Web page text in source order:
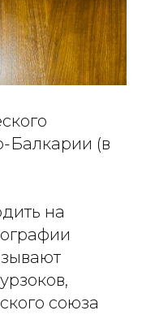
Балкарии (в
на
союза